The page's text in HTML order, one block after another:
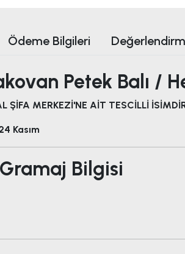
Ödeme Bilgileri
Petek Balı /
ŞİFA MERKEZİ'NE AİT TESCİLLİ
Kasım
Bilgisi